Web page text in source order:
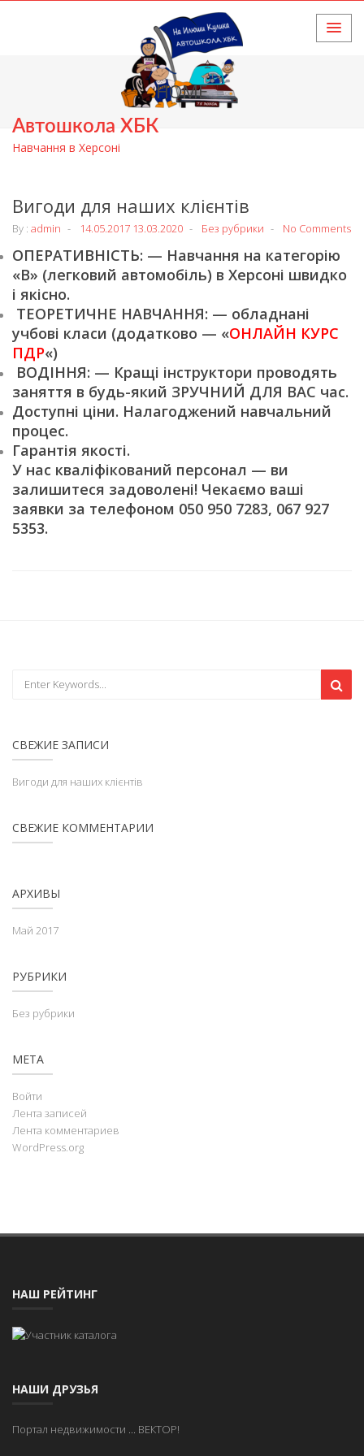
Автошкола ХБК
Навчання в Херсоні
HOME
Вигоди для наших клієнтів
By : admin 14.05.2017 13.03.2020 Без рубрики No Comments
ОПЕРАТИВНІСТЬ: — Навчання на категорію
«В» (легковий автомобіль) в Херсоні швидко
і якісно.
ТЕОРЕТИЧНЕ НАВЧАННЯ: — обладнані
учбові класи (додатково — «ОНЛАЙН КУРС
ПДР«)
ВОДІННЯ: — Кращі інструктори проводять
заняття в будь-який ЗРУЧНИЙ ДЛЯ ВАС час.
Доступні ціни. Налагоджений навчальний
процес.
Гарантія якості.
У нас кваліфікований персонал — ви
залишитеся задоволені! Чекаємо ваші
заявки за телефоном 050 950 7283, 067 927
5353.
СВЕЖИЕ ЗАПИСИ
Вигоди для наших клієнтів
СВЕЖИЕ КОММЕНТАРИИ
АРХИВЫ
Май 2017
РУБРИКИ
Без рубрики
МЕТА
Войти
Лента записей
Лента комментариев
WordPress.org
НАШ РЕЙТИНГ
НАШИ ДРУЗЬЯ
Портал недвижимости ... ВЕКТОР!